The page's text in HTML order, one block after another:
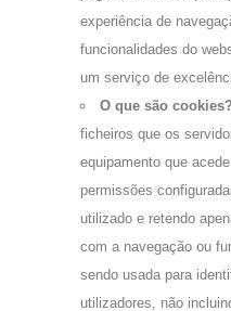
experiência de
funcionalidades do
um serviço de
O que são cookies?
ficheiros que os
equipamento que
permissões
utilizado e retendo
com a navegação ou
sendo usada para
utilizadores, não